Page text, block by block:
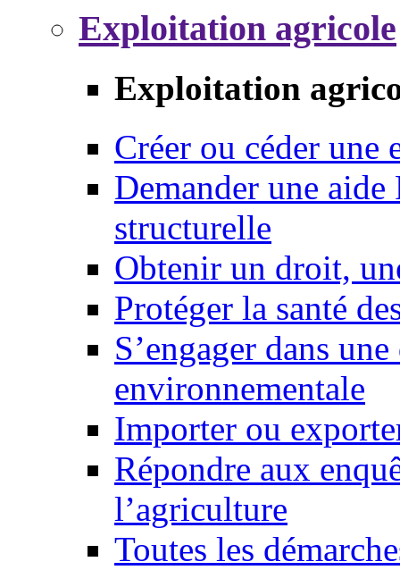
Exploitation agricole
Exploitation
Créer ou céder une
Demander une
structurelle
Obtenir un droit,
Protéger la santé
S’engager dans
environnementale
Importer ou
Répondre aux
l’agriculture
Toutes les